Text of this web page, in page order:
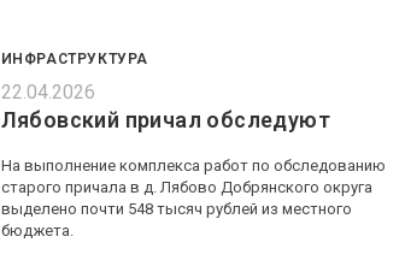
ИНФРАСТРУКТУРА
22.04.2026
Лябовский причал обследуют
На выполнение комплекса работ по обследованию
старого причала в д. Лябово Добрянского округа
выделено почти 548 тысяч рублей из местного
бюджета.